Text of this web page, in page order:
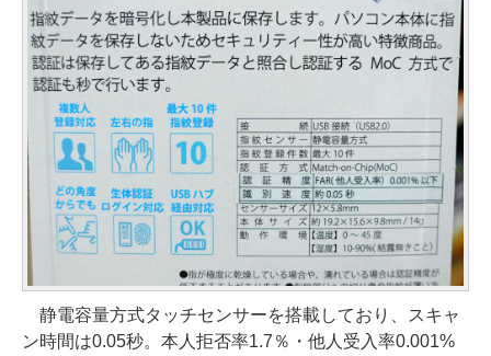
静電容量方式タッチセンサーを搭載しており、スキャ
ン時間は0.05秒。本人拒否率1.7％・他人受入率0.001%